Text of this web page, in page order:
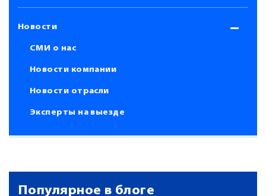
Новости
СМИ о нас
Новости компании
Новости отрасли
Эксперты на выезде
Популярное в блоге